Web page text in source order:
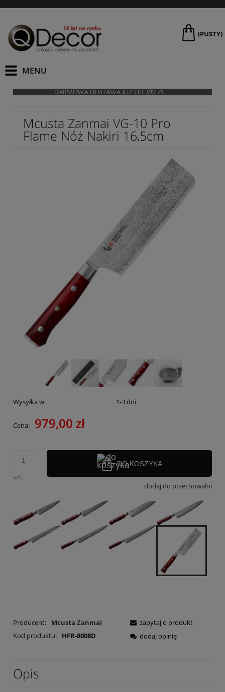
(PUSTY)
Mcusta Zanmai VG-10 Pro
Flame Nóż Nakiri 16,5cm
Wysyłka w: 1-3 dni
Cena: 979,00 zł
szt.
DO KOSZYKA
dodaj do przechowalni
Producent:
Mcusta Zanmai
Kod produktu:
HFR-8008D
zapytaj o produkt
dodaj opinię
Opis